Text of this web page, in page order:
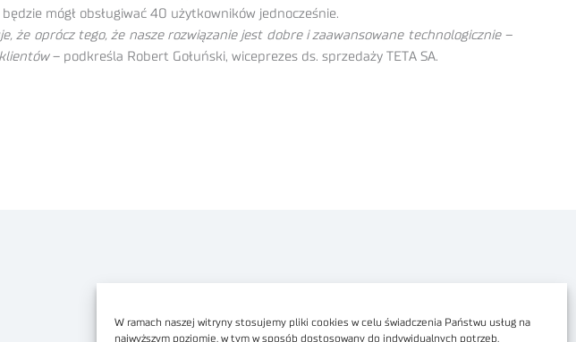
W ramach naszej witryny stosujemy pliki cookies w celu świadczenia Państwu usług na
najwyższym poziomie, w tym w sposób dostosowany do indywidualnych potrzeb.
mógł obsługiwać 40 użytkowników jednocześnie.
że oprócz tego, że nasze rozwiązanie jest dobre i zaawansowane technologicznie –
– podkreśla Robert Gołuński, wiceprezes ds. sprzedaży TETA SA.
Dostępność cyfrowa